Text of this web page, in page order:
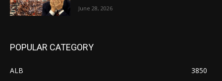
June 28, 2026
POPULAR CATEGORY
ALB
3850